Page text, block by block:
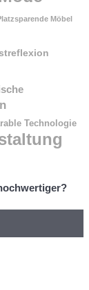
Möbel
Technologie